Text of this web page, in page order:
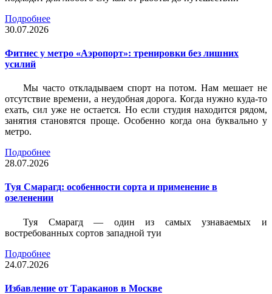
Подробнее
30.07.2026
Фитнес у метро «Аэропорт»: тренировки без лишних
усилий
Мы часто откладываем спорт на потом. Нам мешает не
отсутствие времени, а неудобная дорога. Когда нужно куда-то
ехать, сил уже не остается. Но если студия находится рядом,
занятия становятся проще. Особенно когда она буквально у
метро.
Подробнее
28.07.2026
Туя Смарагд: особенности сорта и применение в
озеленении
Туя Смарагд — один из самых узнаваемых и
востребованных сортов западной туи
Подробнее
24.07.2026
Избавление от Тараканов в Москве